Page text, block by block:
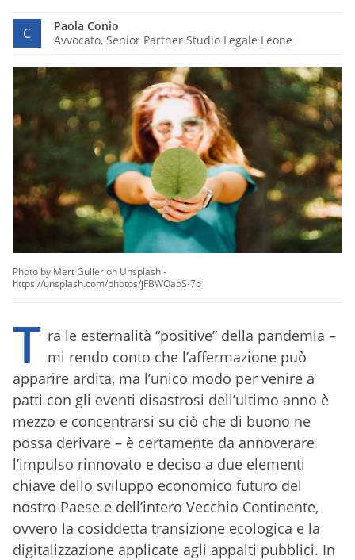
C
Paola Conio
Avvocato, Senior Partner Studio Legale Leone
Photo by Mert Guller on Unsplash -
https://unsplash.com/photos/jFBWOaoS-7o
T ra le esternalità “positive” della pandemia –
mi rendo conto che l’affermazione può
apparire ardita, ma l’unico modo per venire a
patti con gli eventi disastrosi dell’ultimo anno è
mezzo e concentrarsi su ciò che di buono ne
possa derivare – è certamente da annoverare
l’impulso rinnovato e deciso a due elementi
chiave dello sviluppo economico futuro del
nostro Paese e dell’intero Vecchio Continente,
ovvero la cosiddetta transizione ecologica e la
digitalizzazione applicate agli appalti pubblici. In